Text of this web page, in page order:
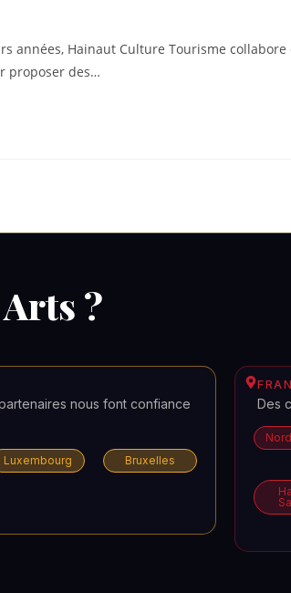
années, Hainaut Culture Tourisme
proposer des…
?
nous font confiance
Luxembourg Bruxelles
Des
Nord